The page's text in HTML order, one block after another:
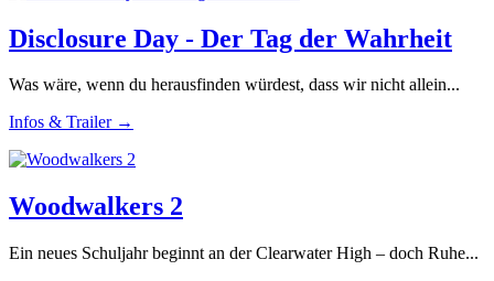
Disclosure Day - Der Tag der Wahrheit
Was wäre, wenn du herausfinden würdest, dass wir nicht allein...
Infos & Trailer →
Woodwalkers 2
Ein neues Schuljahr beginnt an der Clearwater High – doch Ruhe...